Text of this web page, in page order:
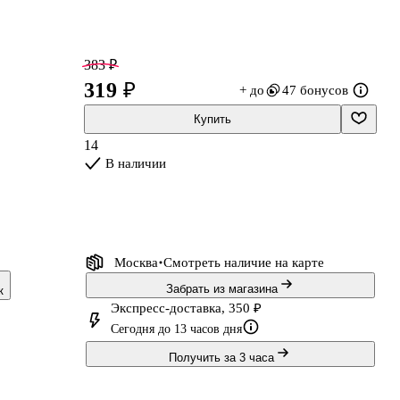
383 ₽
319 ₽ + до 47 бонусов
Купить
14
В наличии
Москва Смотреть наличие на карте
Забрать из магазина
Экспресс-доставка, 350 ₽
Сегодня до 13 часов дня
Получить за 3 часа